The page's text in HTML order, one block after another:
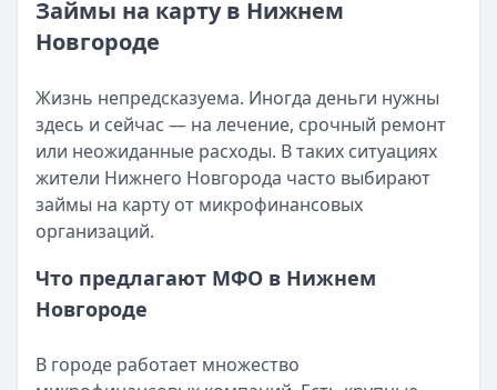
Категория:МФО и микрозаймы
Читать статью
Возврат переплаты в «Займере»: актуальная
Кратко:Разбираем, как вернуть переплату или
Категория: МФО
Читать новость
Срочный микрозайм 15 000 ₽ на карту: свежая
Кратко:Нужны 15 000 рублей на карту прямо сегодня?
Опубликовано:5 декабря 2025 г.
Категория:МФО
Рекордный рост доли клиентов МФО с iPhone: что
Кратко:В III квартале 2025 года владельцы iPhone
Категория:МФО
Займы на карту в Нижнем
Новгороде
Жизнь непредсказуема. Иногда деньги нужны
здесь и сейчас — на лечение, срочный ремонт
или неожиданные расходы. В таких ситуациях
жители Нижнего Новгорода часто выбирают
займы на карту от микрофинансовых
организаций.
Что предлагают МФО в Нижнем
Новгороде
В городе работает множество